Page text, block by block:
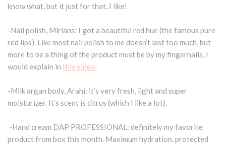
know what, but it just for that, I like!
-Nail polish, Mirlans: I got a beautiful red hue (the famous pure
red lips). Like most nail polish to me doesn’t last too much, but
more to be a thing of the product must be by my fingernails, I
would explain in this video.
-Milk argan body, Arahi: it’s very fresh, light and super
moisturizer. It’s scent is citrus (which I like a lot).
-Hand cream DAP PROFESSIONAL: definitely my favorite
product from box this month. Maximum hydration, protected